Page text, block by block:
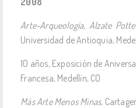
Arte-Arqueología, Alzate
Universidad de Antioquia,
10 años, Exposición de
Francesa, Medellín, CO
Más Arte Menos Minas,